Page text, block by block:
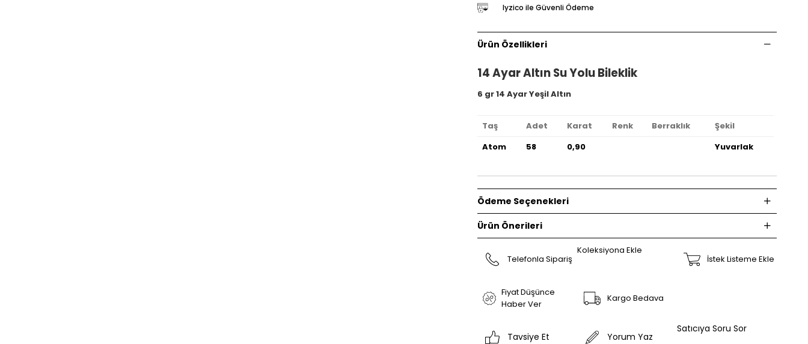
Iyzico ile Güvenli Ödeme
Ürün Özellikleri
14 Ayar Altın Su Yolu Bileklik
6 gr 14 Ayar Yeşil Altın
Taş Adet Karat Renk Berraklık
Şekil
Atom
58 0,90 Yuvarlak
Ödeme Seçenekleri
Ürün Önerileri
Telefonla Sipariş
Koleksiyona Ekle
İstek Listeme Ekle
Fiyat Düşünce
Haber Ver
Kargo Bedava
Tavsiye Et Yorum Yaz
Satıcıya Soru Sor